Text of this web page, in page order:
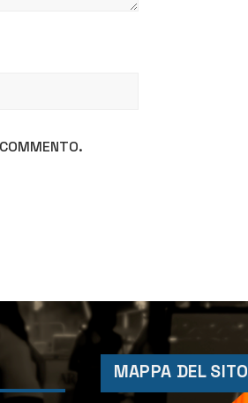
MAPPA DEL SITO